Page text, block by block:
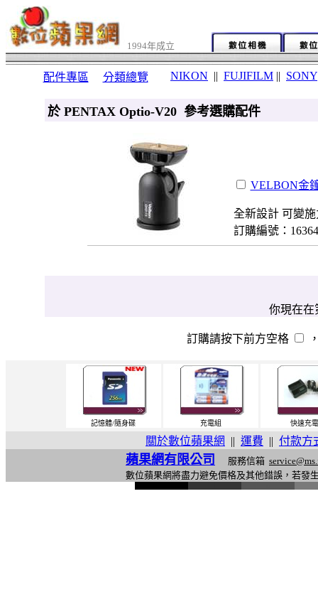
1994年成立
配件專區 分類總覽 NIKON || FUJIFILM || SONY
於 PENTAX Optio-V20 參考選購配件
VELBON金
全新設計 可變
訂購編號：
你現在在
訂購請按下前方空格
記憶體/隨身碟 充電組 快速充
關於數位蘋果網 || 運費 || 付款方
蘋果網有限公司 服務信箱
數位蘋果網將盡力避免價格及其他錯誤，若發